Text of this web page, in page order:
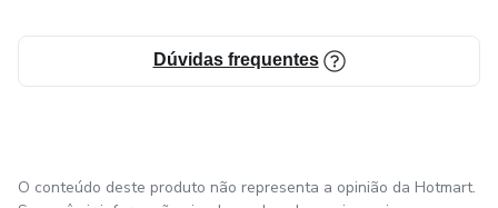
Dúvidas frequentes
O conteúdo deste produto não representa a opinião da Hotmart.